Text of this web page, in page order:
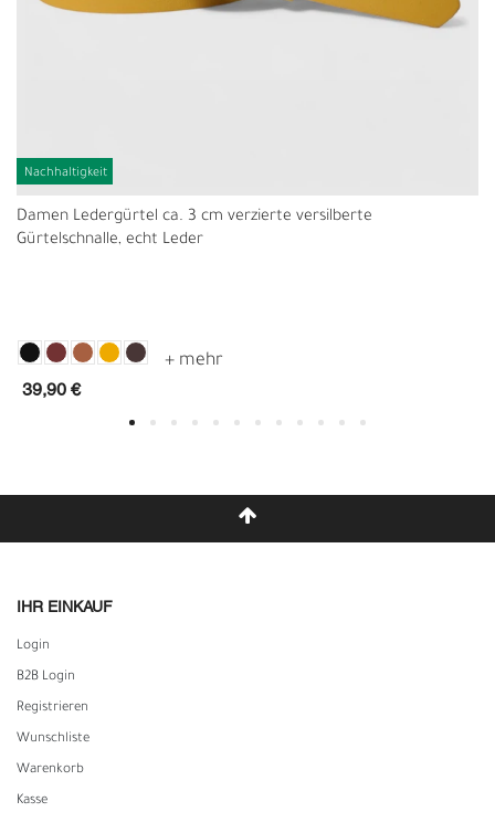
Nachhaltigkeit
Damen Ledergürtel ca. 3 cm verzierte versilberte
Gürtelschnalle, echt Leder
39,90 €
IHR EINKAUF
Login
B2B Login
Registrieren
Wunschliste
Warenkorb
Kasse